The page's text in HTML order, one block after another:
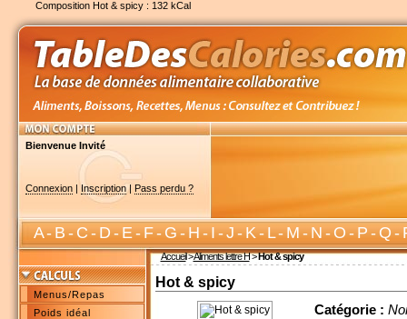
Composition Hot & spicy : 132 kCal
Bienvenue Invité
Connexion| Inscription| Pass perdu ?
A-B-C-D-E-F-G-H-I-J-K-L-M-N-O-P-Q-
Accueil>Aliments lettre H>Hot & spicy
Menus/Repas
Poids idéal
Hot & spicy
Catégorie :